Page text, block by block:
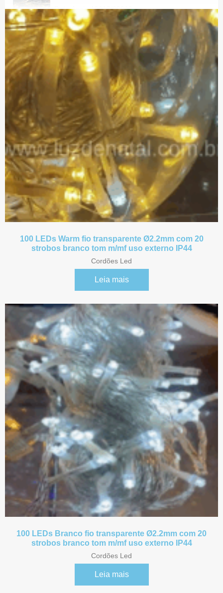
Referência 19013/89013
Referência 19014/89014
Referência 19015/89015
Referência 18249/88249
Referência 19210/89210
Referência 19211
Referência 22017
Referência 22027
Referência 31010
Referência 31011
Referência 31024
Referência 31025
Referência 31100
Referência 31404
Referência 31501
Referência 89016
Pisca Fio de Fada
Pisca Strobinho
100 LEDs Warm fio transparente Ø2.2mm com 20
strobos branco tom m/mf uso externo IP44
Cordões Led
Leia mais
100 LEDs Branco fio transparente Ø2.2mm com 20
strobos branco tom m/mf uso externo IP44
Cordões Led
Leia mais